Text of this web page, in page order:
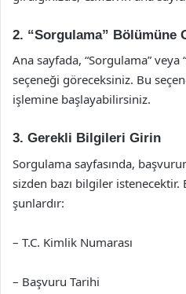
2. “Sorgulama” Bölümüne
Ana sayfada, “Sorgulama”
seçeneği göreceksiniz. Bu
işlemine başlayabilirsiniz.
3. Gerekli Bilgileri Girin
Sorgulama sayfasında,
sizden bazı bilgiler
şunlardır:
– T.C. Kimlik Numarası
– Başvuru Tarihi